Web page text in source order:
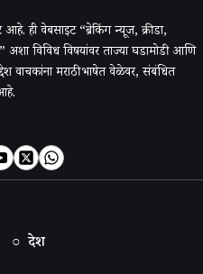
आहे. ही वेबसाइट “ब्रेकिंग न्यूज, क्रीडा,
विविध विषयांवर ताज्या घडामोडी आणि
वाचकांना मराठी भाषेत वेळेवर, संबंधित
○ देश